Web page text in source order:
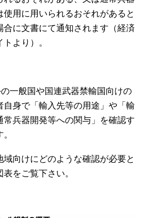
用に用いられるおそれがあると
合に文書にて通知されます（経済
より）。
一般国や国連武器禁輸国向けの
自身で「輸入先等の用途」や「輸
常兵器開発等への関与」を確認す
域向けにどのような確認が必要と
をご覧下さい。